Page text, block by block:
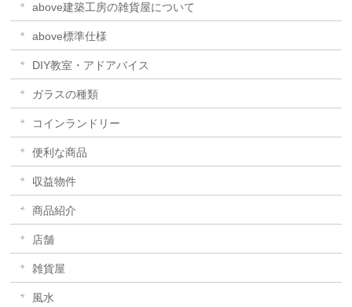
above建築工房の雑貨屋について
above標準仕様
DIY教室・アドアバイス
ガラスの種類
コインランドリー
便利な商品
収益物件
商品紹介
店舗
雑貨屋
風水